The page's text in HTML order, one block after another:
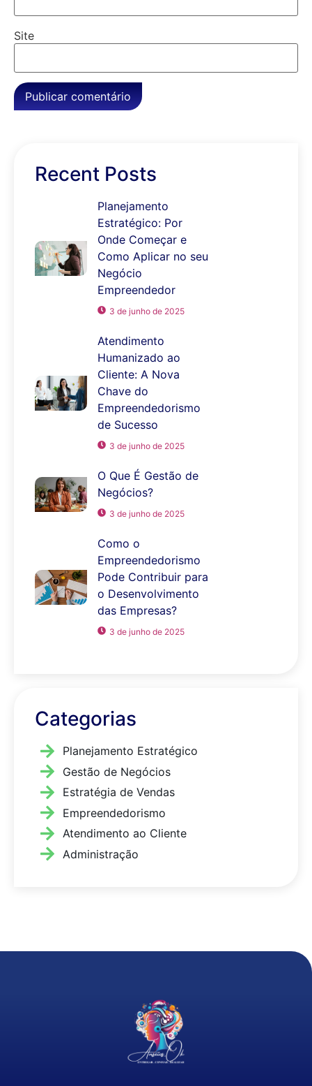
Site
Recent Posts
Planejamento
Estratégico: Por
Onde Começar e
Como Aplicar no seu
Negócio
Empreendedor
3 de junho de 2025
Atendimento
Humanizado ao
Cliente: A Nova
Chave do
Empreendedorismo
de Sucesso
3 de junho de 2025
O Que É Gestão de
Negócios?
3 de junho de 2025
Como o
Empreendedorismo
Pode Contribuir para
o Desenvolvimento
das Empresas?
3 de junho de 2025
Categorias
Planejamento Estratégico
Gestão de Negócios
Estratégia de Vendas
Empreendedorismo
Atendimento ao Cliente
Administração